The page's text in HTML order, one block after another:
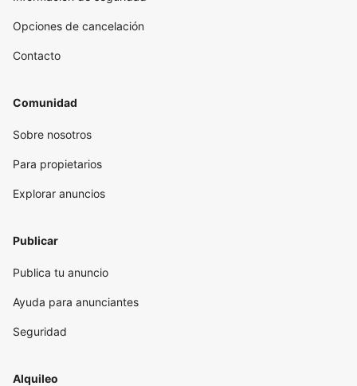
Opciones de cancelación
Contacto
Comunidad
Sobre nosotros
Para propietarios
Explorar anuncios
Publicar
Publica tu anuncio
Ayuda para anunciantes
Seguridad
Alquileo